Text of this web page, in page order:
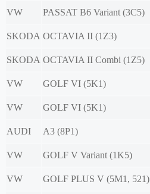
VW
PASSAT B6 Variant (3C5)
SKODA OCTAVIA II (1Z3)
SKODA OCTAVIA II Combi (1Z5)
VW
GOLF VI (5K1)
VW
GOLF VI (5K1)
AUDI
A3 (8P1)
VW
GOLF V Variant (1K5)
VW
GOLF PLUS V (5M1, 521)